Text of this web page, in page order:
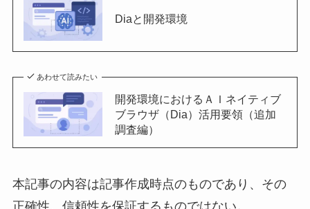
Diaと開発環境
あわせて読みたい
開発環境におけるＡＩネイティブ
ブラウザ（Dia）活用要領（追加
調査編）
本記事の内容は記事作成時点のものであり、その
正確性、信頼性を保証するものではない。